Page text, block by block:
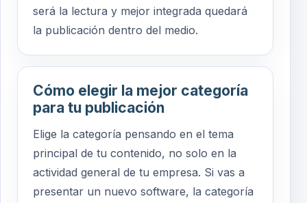
será la lectura y mejor integrada quedará
la publicación dentro del medio.
Cómo elegir la mejor categoría
para tu publicación
Elige la categoría pensando en el tema
principal de tu contenido, no solo en la
actividad general de tu empresa. Si vas a
presentar un nuevo software, la categoría